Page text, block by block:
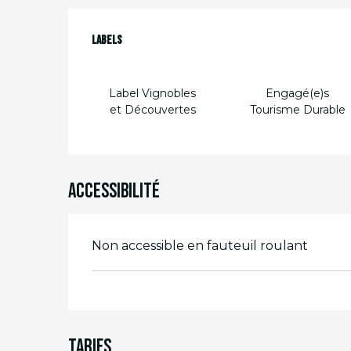
Offres de
Labels
Labels
Label Vignobles
et Découvertes
Engagé(e)s
Tourisme Durable
Accessibilité
Non accessible en fauteuil roulant